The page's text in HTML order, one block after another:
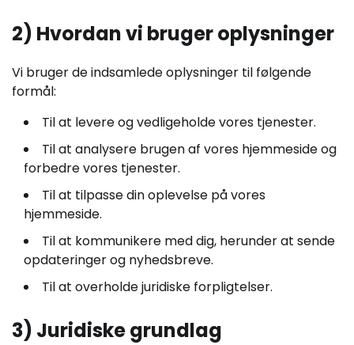
2) Hvordan vi bruger oplysninger
Vi bruger de indsamlede oplysninger til følgende
formål:
Til at levere og vedligeholde vores tjenester.
Til at analysere brugen af vores hjemmeside og
forbedre vores tjenester.
Til at tilpasse din oplevelse på vores
hjemmeside.
Til at kommunikere med dig, herunder at sende
opdateringer og nyhedsbreve.
Til at overholde juridiske forpligtelser.
3) Juridiske grundlag